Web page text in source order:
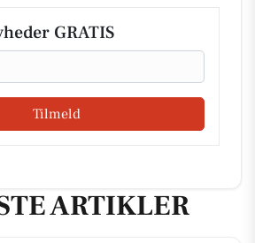
GRATIS
Tilmeld
ARTIKLER